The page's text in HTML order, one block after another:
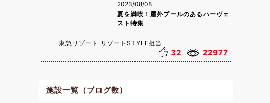
2023/08/08
夏を満喫！屋外プールのあるハーヴェ
スト特集
東急リゾート リゾートSTYLE担当
32 22977
施設一覧（ブログ数）